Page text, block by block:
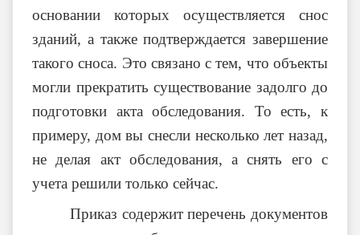
основании которых осуществляется снос
зданий, а также подтверждается завершение
такого сноса. Это связано с тем, что объекты
могли прекратить существование задолго до
подготовки акта обследования. То есть, к
примеру, дом вы снесли несколько лет назад,
не делая акт обследования, а снять его с
учета решили только сейчас.
Приказ содержит перечень документов